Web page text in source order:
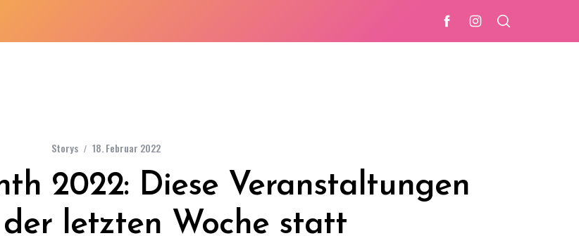
Storys 18. Februar 2022
2022: Diese Veranstaltungen
letzten Woche statt